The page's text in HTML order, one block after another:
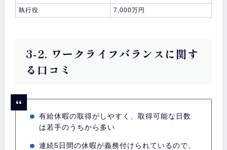
執行役
7,000万円
3-2. ワークライフバランスに関す
る口コミ
有給休暇の取得がしやすく、取得可能な日数
は若手のうちから多い
連続5日間の休暇が義務付けられているので、